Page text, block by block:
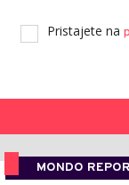
Pristajete na
MONDO